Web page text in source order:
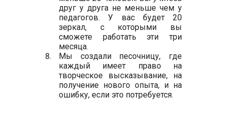
друг у друга не меньше чем у
педагогов. У вас будет 20
зеркал, с которыми вы
сможете работать эти три
месяца.
Мы создали песочницу, где
каждый имеет право на
творческое высказывание, на
получение нового опыта, и на
ошибку, если это потребуется.